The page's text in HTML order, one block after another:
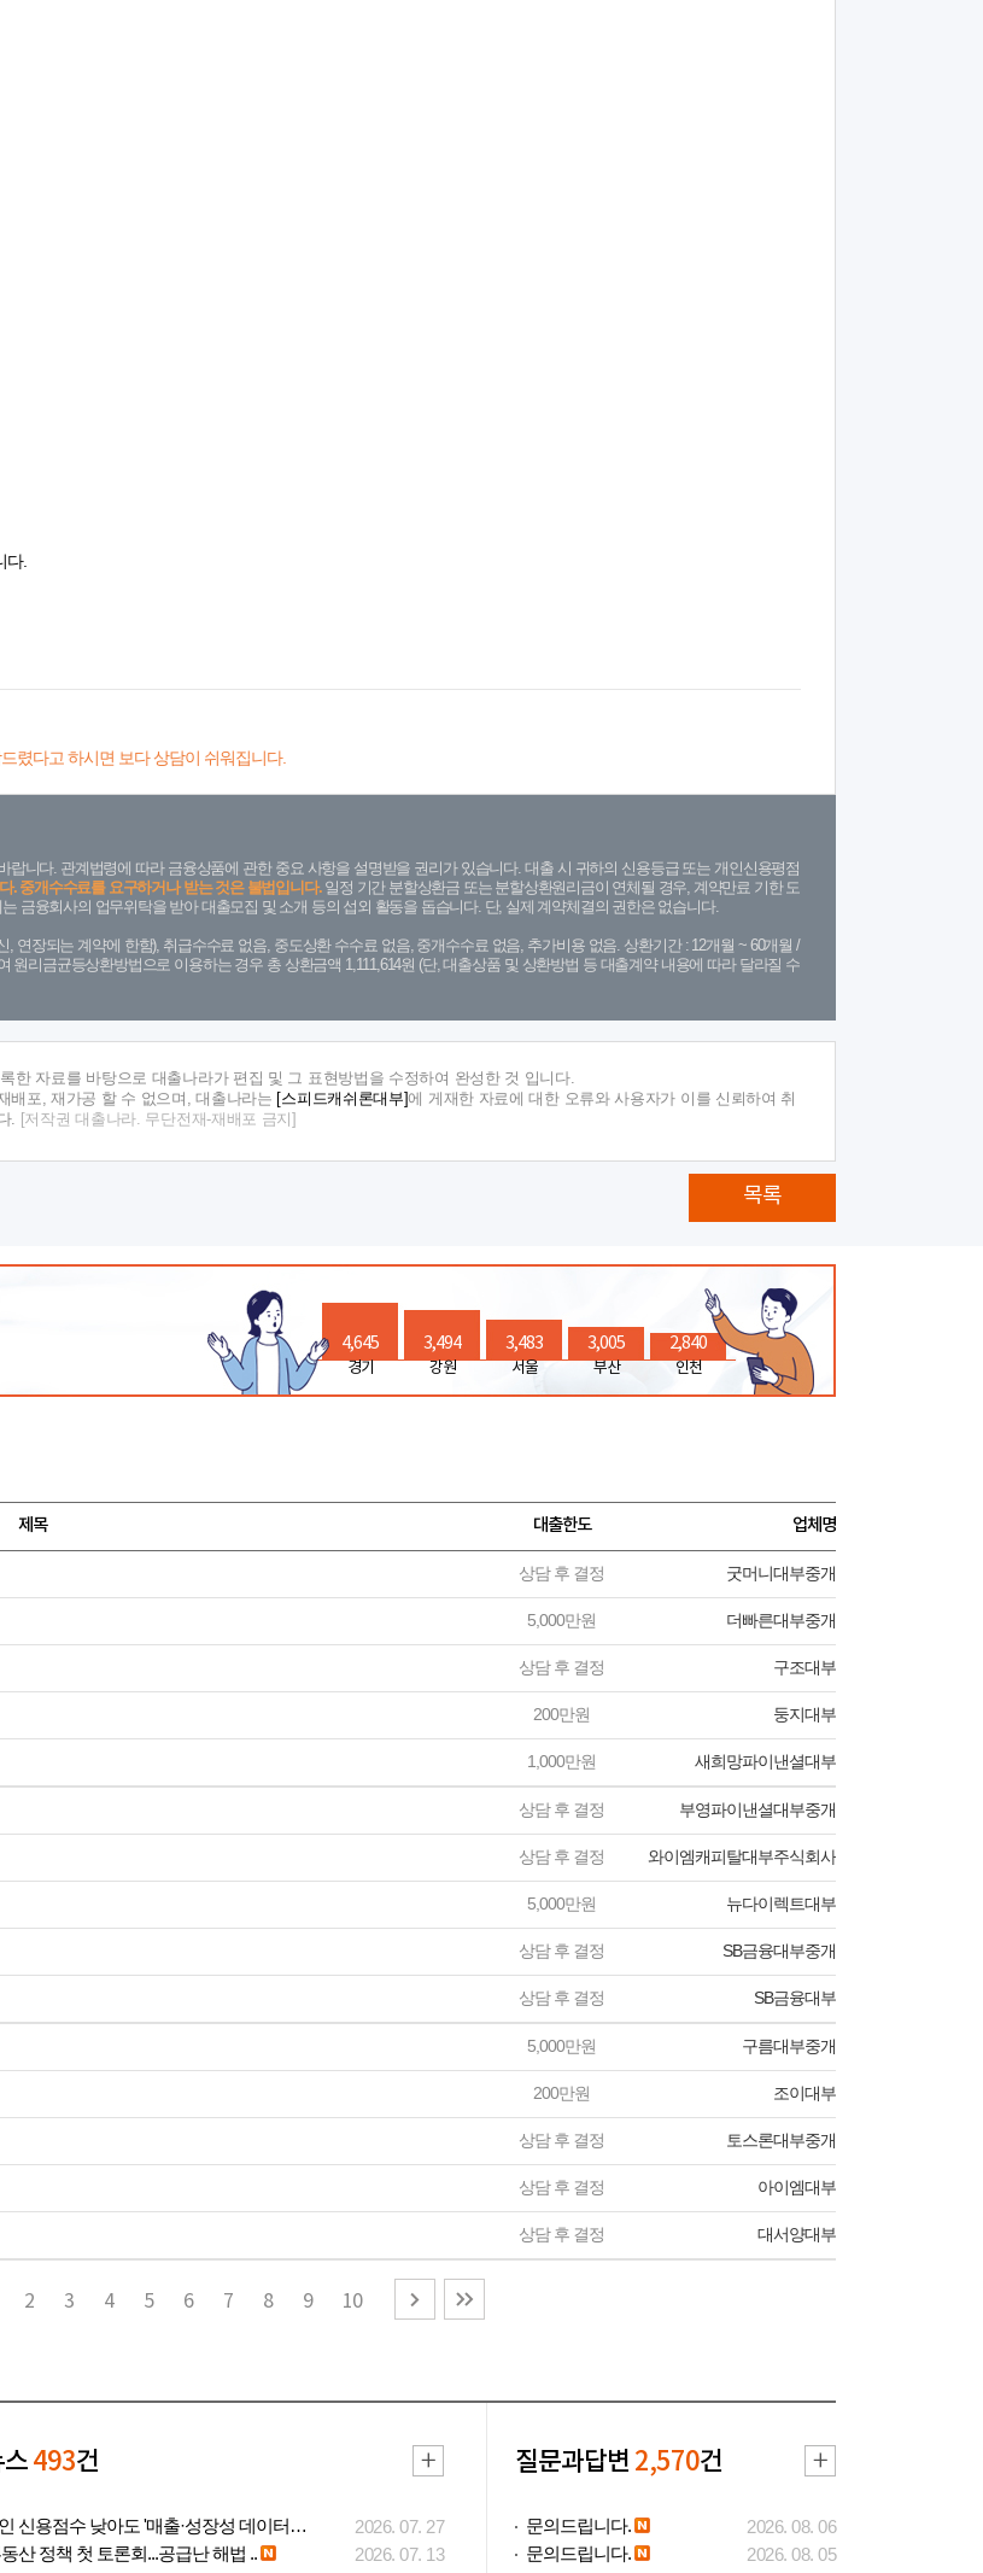
다.
렸다고 하시면 보다 상담이 쉬워집니다.
니다. 관계법령에 따라 금융상품에 관한 중요 사항을 설명받을 권리가 있습니다. 대출 시 귀하의 신용등급 또는 개인신용평점
. 중개수수료를 요구하거나 받는 것은 불법입니다.일정 기간 분할상환금 또는 분할상환원리금이 연체될 경우, 계약만료 기한 도
금융회사의 업무위탁을 받아 대출모집 및 소개 등의 섭외 활동을 돕습니다. 단, 실제 계약체결의 권한은 없습니다.
, 연장되는 계약에 한함), 취급수수료 없음, 중도상환 수수료 없음, 중개수수료 없음, 추가비용 없음. 상환기간 : 12개월 ~ 60개월 /
원리금균등상환방법으로 이용하는 경우 총 상환금액 1,111,614원 (단, 대출상품 및 상환방법 등 대출계약 내용에 따라 달라질 수
한 자료를 바탕으로 대출나라가 편집 및 그 표현방법을 수정하여 완성한 것 입니다.
배포, 재가공 할 수 없으며, 대출나라는
[스피드캐쉬론대부]에 게재한 자료에 대한 오류와 사용자가 이를 신뢰하여 취
.
[저작권 대출나라. 무단전재-재배포 금지]
목록
4,645
경기
3,494
강원
3,483
서울
3,005
부산
2,840
인천
제목 대출한도 업체명
상담 후 결정 굿머니대부중개
5,000만원 더빠른대부중개
상담 후 결정 구조대부
200만원 둥지대부
1,000만원 새희망파이낸셜대부
상담 후 결정 부영파이낸셜대부중개
상담 후 결정 와이엠캐피탈대부주식회사
5,000만원 뉴다이렉트대부
상담 후 결정 SB금융대부중개
상담 후 결정 SB금융대부
5,000만원 구름대부중개
200만원 조이대부
상담 후 결정 토스론대부중개
상담 후 결정 아이엠대부
상담 후 결정 대서양대부
2 3 4 5 6 7 8 9 10
493건
소상공인 신용점수 낮아도 '매출·성장성 데이터..
2026. 07. 27
산 정책 첫 토론회...공급난 해법 ..
2026. 07. 13
질문과답변 2,570건
문의드립니다.
2026. 08. 06
문의드립니다.
2026. 08. 05